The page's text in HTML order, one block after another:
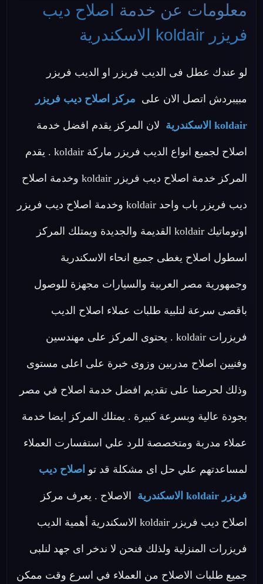
معلومات عن خدمة
اصلاح ديب
فريزر koldair الاسكندرية
لو عندك عطل فى الديب فريزر او الديب فريزر
مبيبردش اتصل الان على مركز اصلاح ديب فريزر
koldair الاسكندرية لان المركز يقدم افضل خدمة
اصلاح لجميع انواع الديب فريزر ماركة koldair . يقدم
المركز خدمة اصلاح ديب فريزر koldair وخدمة اصلاح
ديب فريزر باب واحد koldair وخدمة اصلاح ديب فريزر
اوتوماتيك koldair القديمة والجديدة ويمتلك المركز
اسطول اصلاح يغطى جميع انحاء الاسكندرية
وجمهورية مصر العربية والسيارات مجهزة للوصول
باقصى سرعة لتلبية طلبات عملاء اصلاح الديب
فريزرات koldair . يحتوى المركز على مهندسين
وفنيين اصلاح مدربين وزوى خبرة على اعلى مستوى
وذلك لحرصنا على تقديم افضل خدمة اصلاح في مصر
بجودة عالية وبسرعة كبيرة . يمتلك المركز ايضا خدمة
عملاء مدربة ومتخصصة للرد علي استفسارت العملاء
لمساعدتهم علي حل اى مشكلة قد تو اصلاح ديب
فريزر koldair الاسكندرية الاصلاح . يعرف مركز
اصلاح ديب فريزر koldair الاسكندرية أهمية الديب
فريزرات المنزلية ولذلك فنحن لا ندخر اى جهد لنلبى
جميع طلبات الاصلاح من العملاء في اسرع وقت ممكن